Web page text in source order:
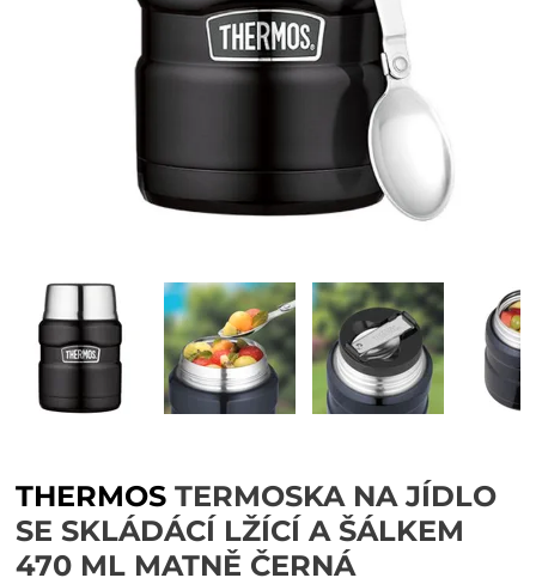
THERMOS TERMOSKA NA JÍDLO
SE SKLÁDÁCÍ LŽÍCÍ A ŠÁLKEM
470 ML MATNĚ ČERNÁ